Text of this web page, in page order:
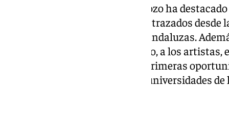
Durante su intervención, Del Pozo ha
Peñas cumple con los objetivos trazados desde
público de las ocho provincias andaluzas.
principales actores del flamenco, a los artistas,
encuentran en las peñas esas primeras
Andalucía, que son auténticas universidades de